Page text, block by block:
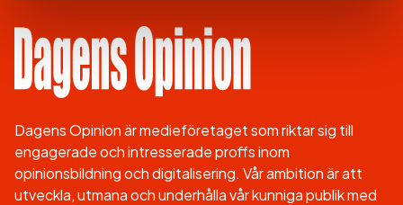
Dagens Opinion är medieföretaget som riktar sig till
engagerade och intresserade proffs inom
opinionsbildning och digitalisering. Vår ambition är att
utveckla, utmana och underhålla vår kunniga publik med